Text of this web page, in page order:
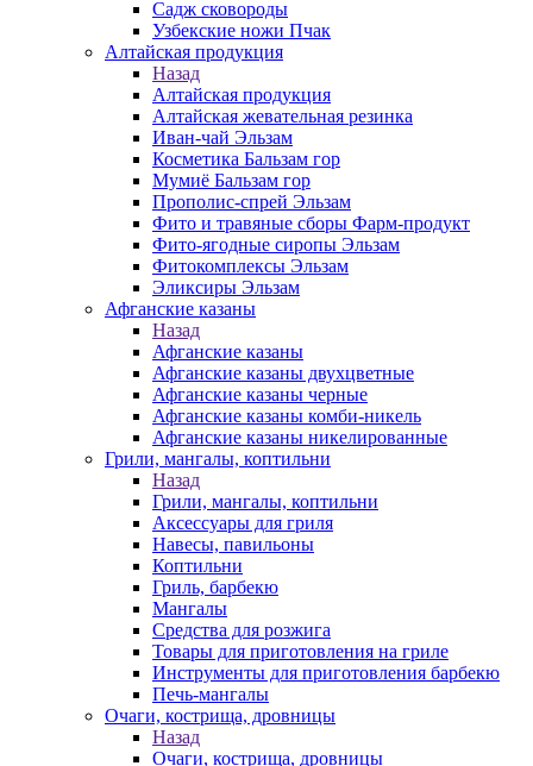
Садж сковороды
Узбекские ножи Пчак
Алтайская продукция
Назад
Алтайская продукция
Алтайская жевательная резинка
Иван-чай Эльзам
Косметика Бальзам гор
Мумиё Бальзам гор
Прополис-спрей Эльзам
Фито и травяные сборы Фарм-продукт
Фито-ягодные сиропы Эльзам
Фитокомплексы Эльзам
Эликсиры Эльзам
Афганские казаны
Назад
Афганские казаны
Афганские казаны двухцветные
Афганские казаны черные
Афганские казаны комби-никель
Афганские казаны никелированные
Грили, мангалы, коптильни
Назад
Грили, мангалы, коптильни
Аксессуары для гриля
Навесы, павильоны
Коптильни
Гриль, барбекю
Мангалы
Средства для розжига
Товары для приготовления на гриле
Инструменты для приготовления барбекю
Печь-мангалы
Очаги, кострища, дровницы
Назад
Очаги, кострища, дровницы